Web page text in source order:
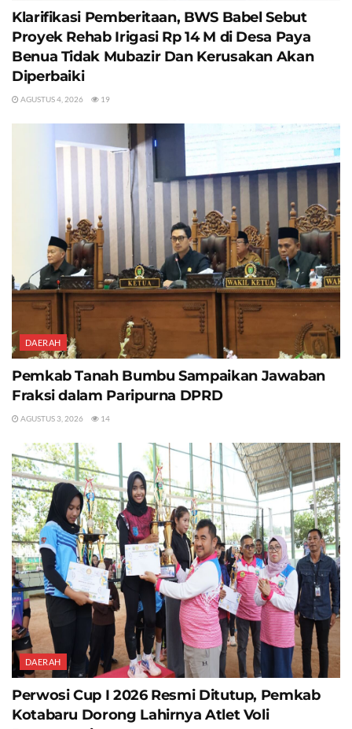
Klarifikasi Pemberitaan, BWS Babel Sebut
Proyek Rehab Irigasi Rp 14 M di Desa Paya
Benua Tidak Mubazir Dan Kerusakan Akan
Diperbaiki
AGUSTUS 4, 2026 19
DAERAH
Pemkab Tanah Bumbu Sampaikan Jawaban
Fraksi dalam Paripurna DPRD
AGUSTUS 3, 2026 14
DAERAH
Perwosi Cup I 2026 Resmi Ditutup, Pemkab
Kotabaru Dorong Lahirnya Atlet Voli